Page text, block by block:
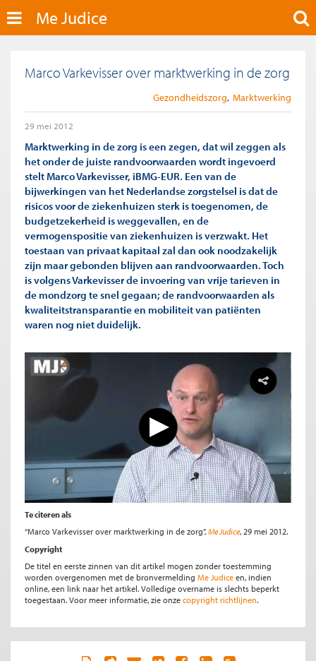
Me Judice
Marco Varkevisser over marktwerking in de zorg
Gezondheidszorg Marktwerking
29 mei 2012
Marktwerking in de zorg is een zegen, dat wil zeggen als
het onder de juiste randvoorwaarden wordt ingevoerd
stelt Marco Varkevisser, iBMG-EUR. Een van de
bijwerkingen van het Nederlandse zorgstelsel is dat de
risicos voor de ziekenhuizen sterk is toegenomen, de
budgetzekerheid is weggevallen, en de
vermogenspositie van ziekenhuizen is verzwakt. Het
toestaan van privaat kapitaal zal dan ook noodzakelijk
zijn maar gebonden blijven aan randvoorwaarden. Toch
is volgens Varkevisser de invoering van vrije tarieven in
de mondzorg te snel gegaan; de randvoorwaarden als
kwaliteitstransparantie en mobiliteit van patiënten
waren nog niet duidelijk.
Te citeren als
“Marco Varkevisser over marktwerking in de zorg”, Me Judice, 29 mei 2012.
Copyright
De titel en eerste zinnen van dit artikel mogen zonder toestemming
worden overgenomen met de bronvermelding Me Judice en, indien
online, een link naar het artikel. Volledige overname is slechts beperkt
toegestaan. Voor meer informatie, zie onze copyright richtlijnen.